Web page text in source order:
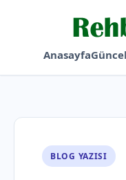
Anasayfa
BLOG YAZISI